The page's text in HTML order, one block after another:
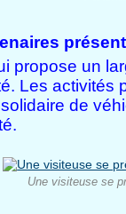
propose un
Les
de
Une visiteuse se